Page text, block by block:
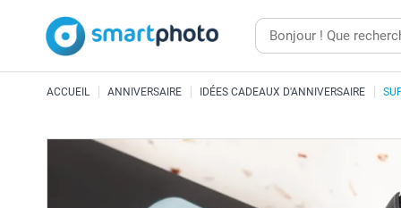
ACCUEIL ANNIVERSAIRE IDÉES CADEAUX D'ANNIVERSAIRE